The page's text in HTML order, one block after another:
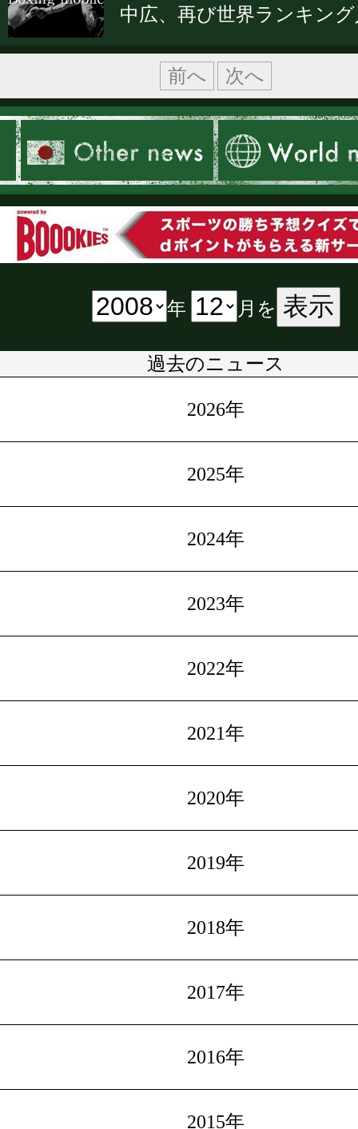
中広、再び世界ランキン
前へ 次へ
年 月を 表示
過去のニュース
2026年
2025年
2024年
2023年
2022年
2021年
2020年
2019年
2018年
2017年
2016年
2015年